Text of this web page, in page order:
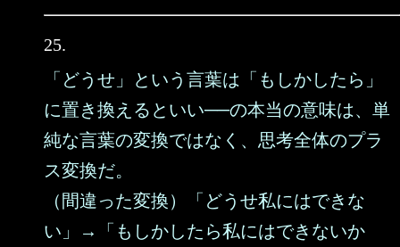
25.
「どうせ」という言葉は「もしかしたら」
に置き換えるといい──の本当の意味は、単
純な言葉の変換ではなく、思考全体のプラ
ス変換だ。
（間違った変換）「どうせ私にはできな
い」→「もしかしたら私にはできないか